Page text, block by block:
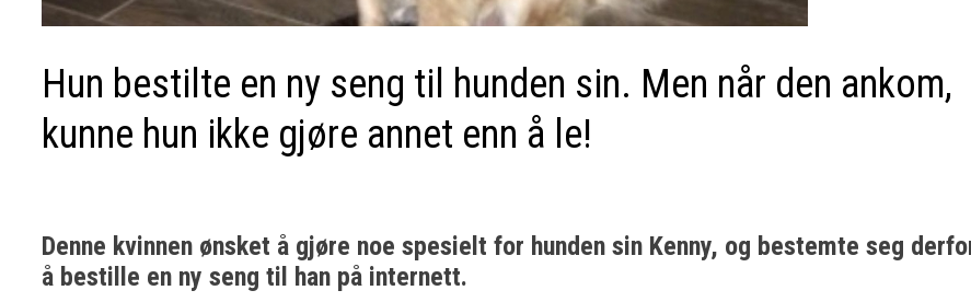
Hun bestilte en ny seng til hunden sin. Men når den ankom,
kunne hun ikke gjøre annet enn å le!
Denne kvinnen ønsket å gjøre noe spesielt for hunden sin Kenny, og bestemte seg
å bestille en ny seng til han på internett.